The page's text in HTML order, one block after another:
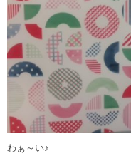
わぁ～い♪